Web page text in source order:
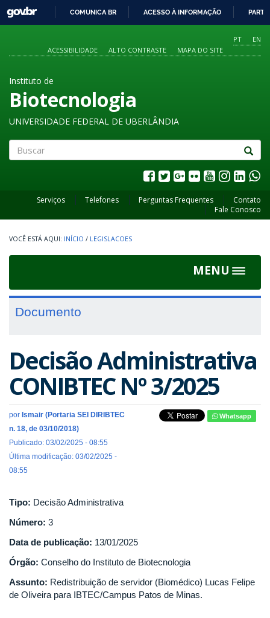
O
CONTEÚDO
GOVBR
COMUNICA BR ACESSO À INFORMAÇÃO
PT
EN
ACESSIBILIDADE
ALTO CONTRASTE MAPA DO SITE
Instituto de
Biotecnologia
UNIVERSIDADE FEDERAL DE UBERLÂNDIA
Serviços Telefones Perguntas Frequentes
Contato
Fale Conosco
INÍCIO / LEGISLACOES
MENU
Toggle
Documento
Decisão Administrativa
CONIBTEC Nº 3/2025
por Ismair (Portaria SEI DIRIBTEC
n. 18, de 03/10/2018)
Publicado: 03/02/2025 - 08:55
Última modificação: 03/02/2025 -
08:55
Whatsapp
Tipo: Decisão Administrativa
Número: 3
Data de publicação: 13/01/2025
Órgão: Conselho do Instituto de Biotecnologia
Assunto: Redistribuição de servidor (Biomédico) Lucas Felipe
de Oliveira para IBTEC/Campus Patos de Minas.